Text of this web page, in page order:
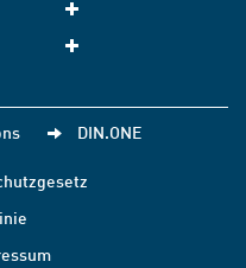
DIN.ONE